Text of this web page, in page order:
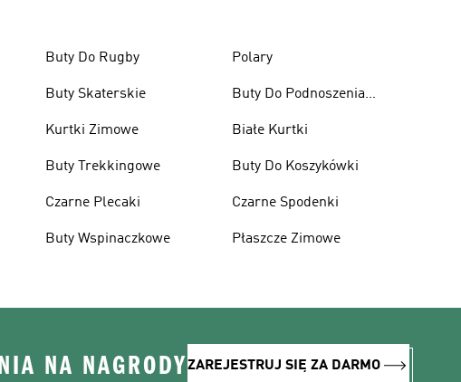
Buty Do Rugby
Buty Skaterskie
Kurtki Zimowe
Buty Trekkingowe
Czarne Plecaki
Buty Wspinaczkowe
Polary
Buty Do Podnoszenia
Białe Kurtki
Buty Do Koszykówki
Czarne Spodenki
Płaszcze Zimowe
NA NAGRODYZAREJESTRUJ SIĘ ZA DARMO